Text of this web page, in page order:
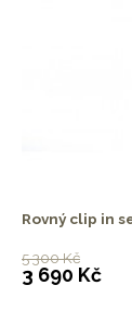
Rovný clip in
5 300 Kč
3 690 Kč